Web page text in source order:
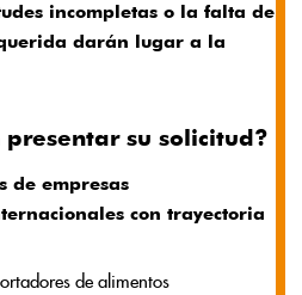
incompletas o la falta de
darán lugar a la
su solicitud?
de empresas
con trayectoria
de alimentos